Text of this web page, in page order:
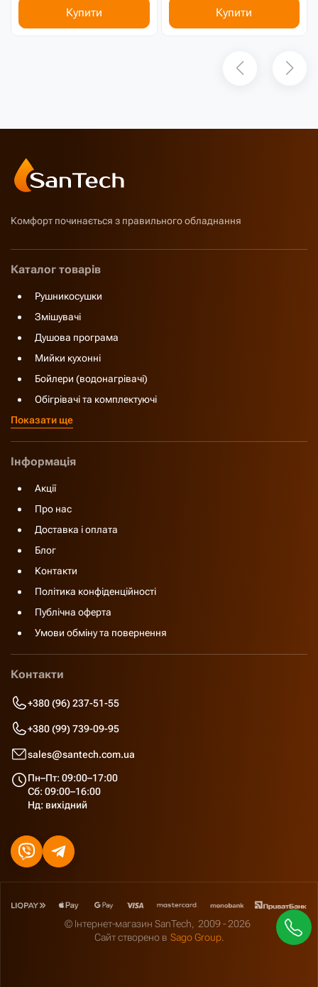
Купити
Купити
Комфорт починається з правильного обладнання
Каталог товарів
Рушникосушки
Змішувачі
Душова програма
Мийки кухонні
Бойлери (водонагрівачі)
Обігрівачі та комплектуючі
Показати ще
Інформація
Акції
Про нас
Доставка і оплата
Блог
Контакти
Політика конфіденційності
Публічна оферта
Умови обміну та повернення
Контакти
+380 (96) 237-51-55
+380 (99) 739-09-95
sales@santech.com.ua
Пн–Пт: 09:00–17:00
Сб: 09:00–16:00
Нд: вихідний
© Інтернет-магазин SanTech,
2009 - 2026
Сайт створено в Sago Group